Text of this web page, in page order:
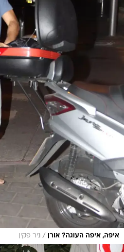
איפה, איפה העוגה? אורן / ניר פקין